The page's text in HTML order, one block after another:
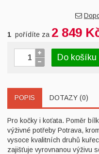
1 pořídíte za 2 849
Do košíku
POPIS DOTAZY (0)
Pro kočky i koťata. Poměr
výživné potřeby Potrava,
vysoce kvalitních druhů
zajišťuje vyrovnanou výživu